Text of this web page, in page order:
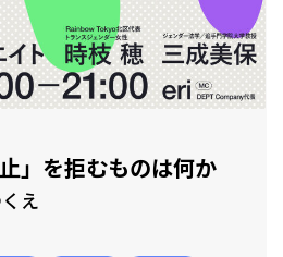
」を拒むものは何か
え